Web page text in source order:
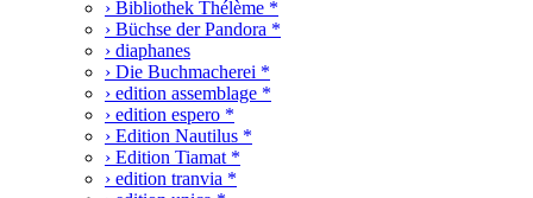
› Bibliothek Thélème *
› Büchse der Pandora *
› diaphanes
› Die Buchmacherei *
› edition assemblage *
› edition espero *
› Edition Nautilus *
› Edition Tiamat *
› edition tranvia *